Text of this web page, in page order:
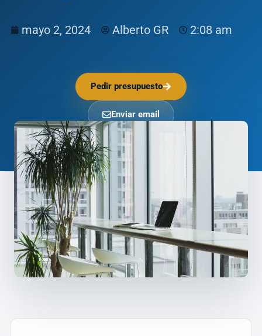
mayo 2, 2024 Alberto GR 2:08 am
Pedir presupuesto
Enviar email